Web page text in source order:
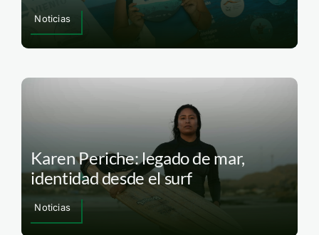
Noticias
Karen Periche: legado de mar,
identidad desde el surf
Noticias